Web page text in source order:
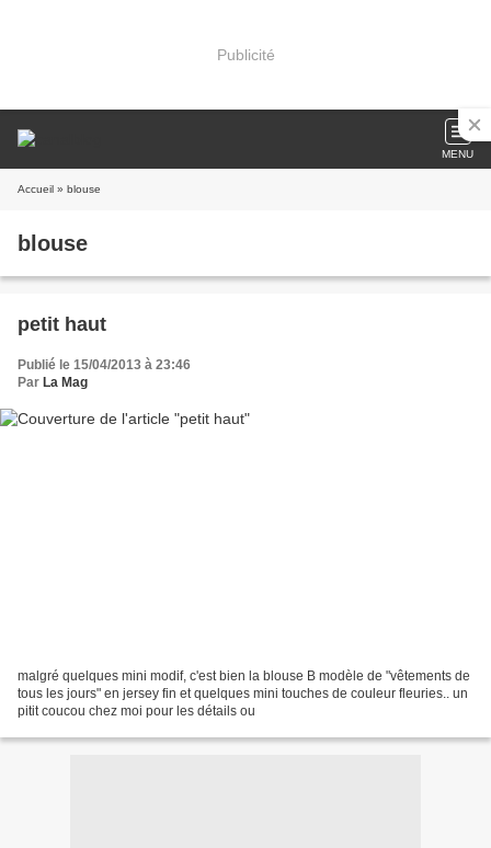
Publicité
MENU
Accueil » blouse
blouse
petit haut
Publié le 15/04/2013 à 23:46
Par La Mag
malgré quelques mini modif, c'est bien la blouse B modèle de "vêtements de
tous les jours" en jersey fin et quelques mini touches de couleur fleuries.. un
pitit coucou chez moi pour les détails ou